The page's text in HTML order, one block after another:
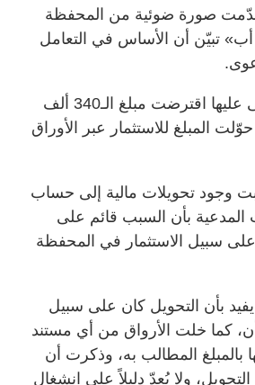
صورة ضوئية من المحفظة
أب» تبيّن أن الأساس في التعامل
وقدّمت المدعية مذكرة تعقيبية، أكّدت فيها أن المدعى عليها اقترضت مبلغ الـ340 ألف
المبلغ للاستثمار عبر الأوراق
وجود تحويلات مالية إلى حساب
بأن السبب قائم على
سبيل الاستثمار في المحفظة
بأن التحويل كان على سبيل
كما خلت الأرواق من أي مستند
بالمبلغ المطالب به، وذكرت أن
ولا يُعدّ دليلاً على انشغال